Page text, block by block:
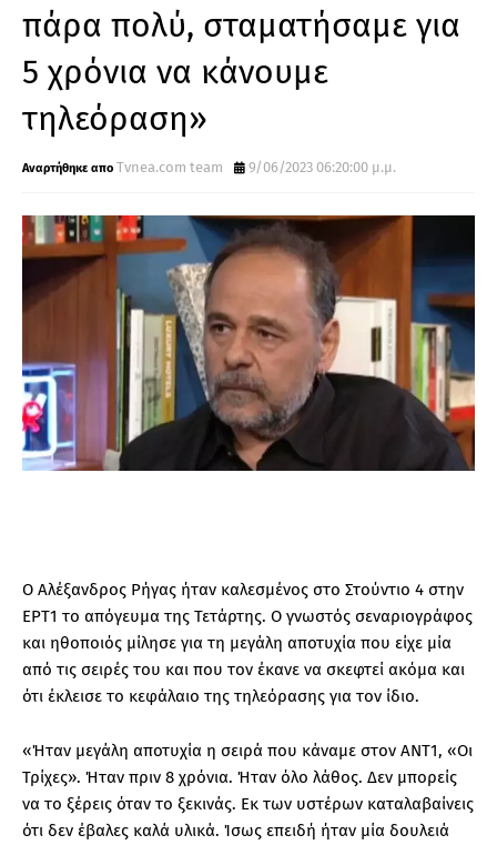
πάρα πολύ, σταματήσαμε για
5 χρόνια να κάνουμε
τηλεόραση»
Τvnea.com team 9/06/2023 06:20:00 μ.μ.
Ο Αλέξανδρος Ρήγας ήταν καλεσμένος στο Στούντιο 4 στην
ΕΡΤ1 το απόγευμα της Τετάρτης. Ο γνωστός σεναριογράφος
και ηθοποιός μίλησε για τη μεγάλη αποτυχία που είχε μία
από τις σειρές του και που τον έκανε να σκεφτεί ακόμα και
ότι έκλεισε το κεφάλαιο της τηλεόρασης για τον ίδιο.
«Ήταν μεγάλη αποτυχία η σειρά που κάναμε στον ΑΝΤ1, «Οι
Τρίχες». Ήταν πριν 8 χρόνια. Ήταν όλο λάθος. Δεν μπορείς
να το ξέρεις όταν το ξεκινάς. Εκ των υστέρων καταλαβαίνεις
ότι δεν έβαλες καλά υλικά. Ίσως επειδή ήταν μία δουλειά